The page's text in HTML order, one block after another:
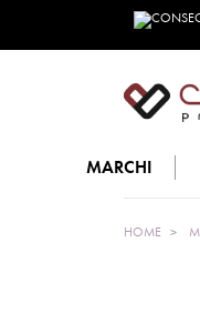
MARCHI
HOME